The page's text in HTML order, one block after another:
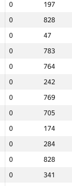
0
197
0
828
0
47
0
783
0
764
0
242
0
769
0
705
0
174
0
284
0
828
0
341
0
197
0
828
0
47
0
783
0
764
0
242
0
769
0
705
0
174
0
284
0
828
0
341